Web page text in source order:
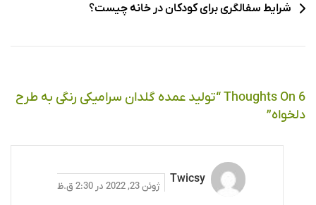
شرایط سفالگری برای کودکان در خانه چیست؟
6 Thoughts On “
تولید عمده گلدان سرامیکی رنگی به طرح
دلخواه”
Twicsy
ژوئن 23, 2022 در 2:30 ق.ظ